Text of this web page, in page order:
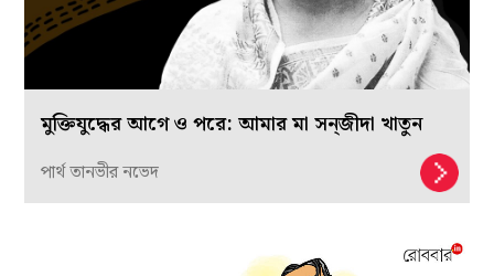
মুক্তিযুদ্ধের আগে ও পরে: আমার মা সন্‌জীদা খাতুন
পার্থ তানভীর নভেদ